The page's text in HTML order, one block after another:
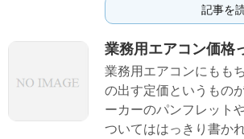
記事を
業務用エアコン価格
業務用エアコンにもも
の出す定価というもの
ーカーのパンフレット
ついてははっきり書か